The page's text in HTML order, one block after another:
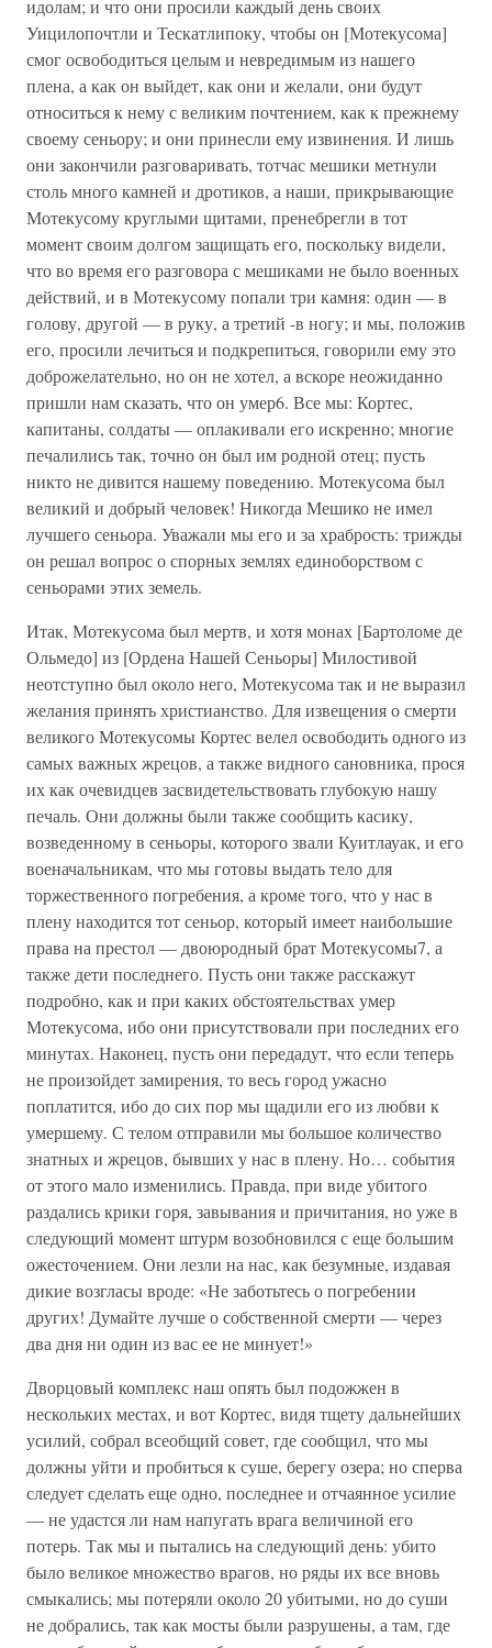
идолам; и что они просили каждый день своих
Уицилопочтли и Тескатлипоку, чтобы он [Мотекусома]
смог освободиться целым и невредимым из нашего
плена, а как он выйдет, как они и желали, они будут
относиться к нему с великим почтением, как к прежнему
своему сеньору; и они принесли ему извинения. И лишь
они закончили разговаривать, тотчас мешики метнули
столь много камней и дротиков, а наши, прикрывающие
Мотекусому круглыми щитами, пренебрегли в тот
момент своим долгом защищать его, поскольку видели,
что во время его разговора с мешиками не было военных
действий, и в Мотекусому попали три камня: один — в
голову, другой — в руку, а третий -в ногу; и мы, положив
его, просили лечиться и подкрепиться, говорили ему это
доброжелательно, но он не хотел, а вскоре неожиданно
пришли нам сказать, что он умер6. Все мы: Кортес,
капитаны, солдаты — оплакивали его искренно; многие
печалились так, точно он был им родной отец; пусть
никто не дивится нашему поведению. Мотекусома был
великий и добрый человек! Никогда Мешико не имел
лучшего сеньора. Уважали мы его и за храбрость: трижды
он решал вопрос о спорных землях единоборством с
сеньорами этих земель.
Итак, Мотекусома был мертв, и хотя монах [Бартоломе де
Ольмедо] из [Ордена Нашей Сеньоры] Милостивой
неотступно был около него, Мотекусома так и не выразил
желания принять христианство. Для извещения о смерти
великого Мотекусомы Кортес велел освободить одного из
самых важных жрецов, а также видного сановника, прося
их как очевидцев засвидетельствовать глубокую нашу
печаль. Они должны были также сообщить касику,
возведенному в сеньоры, которого звали Куитлауак, и его
военачальникам, что мы готовы выдать тело для
торжественного погребения, а кроме того, что у нас в
плену находится тот сеньор, который имеет наибольшие
права на престол — двоюродный брат Мотекусомы7, а
также дети последнего. Пусть они также расскажут
подробно, как и при каких обстоятельствах умер
Мотекусома, ибо они присутствовали при последних его
минутах. Наконец, пусть они передадут, что если теперь
не произойдет замирения, то весь город ужасно
поплатится, ибо до сих пор мы щадили его из любви к
умершему. С телом отправили мы большое количество
знатных и жрецов, бывших у нас в плену. Но… события
от этого мало изменились. Правда, при виде убитого
раздались крики горя, завывания и причитания, но уже в
следующий момент штурм возобновился с еще большим
ожесточением. Они лезли на нас, как безумные, издавая
дикие возгласы вроде: «Не заботьтесь о погребении
других! Думайте лучше о собственной смерти — через
два дня ни один из вас ее не минует!»
Дворцовый комплекс наш опять был подожжен в
нескольких местах, и вот Кортес, видя тщету дальнейших
усилий, собрал всеобщий совет, где сообщил, что мы
должны уйти и пробиться к суше, берегу озера; но сперва
следует сделать еще одно, последнее и отчаянное усилие
— не удастся ли нам напугать врага величиной его
потерь. Так мы и пытались на следующий день: убито
было великое множество врагов, но ряды их все вновь
смыкались; мы потеряли около 20 убитыми, но до суши
не добрались, так как мосты были разрушены, а там, где